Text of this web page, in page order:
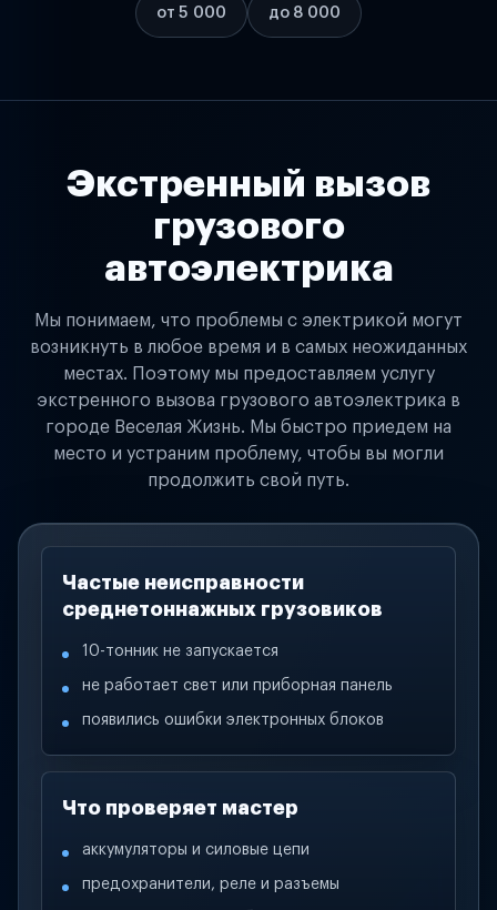
от 5 000 до 8 000
Экстренный вызов
грузового
автоэлектрика
Мы понимаем, что проблемы с электрикой могут
возникнуть в любое время и в самых неожиданных
местах. Поэтому мы предоставляем услугу
экстренного вызова грузового автоэлектрика в
городе Веселая Жизнь. Мы быстро приедем на
место и устраним проблему, чтобы вы могли
продолжить свой путь.
Частые неисправности
среднетоннажных грузовиков
10-тонник не запускается
не работает свет или приборная панель
появились ошибки электронных блоков
Что проверяет мастер
аккумуляторы и силовые цепи
предохранители, реле и разъемы